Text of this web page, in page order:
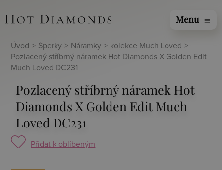
Menu menu
Úvod > Šperky > Náramky > kolekce Much Loved >
Pozlacený stříbrný náramek Hot Diamonds X Golden Edit
Much Loved DC231
Pozlacený stříbrný náramek Hot
Diamonds X Golden Edit Much
Loved DC231
Přidat k oblíbeným